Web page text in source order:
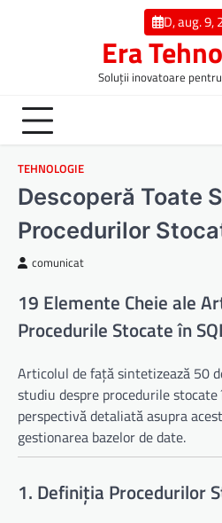
D, aug. 9,
Era
Soluții inovatoare
TEHNOLOGIE
Descoperă Toate
Procedurilor
comunicat
19 Elemente Cheie ale
Procedurile Stocate în
Articolul de față sintetizează 50
studiu despre procedurile
perspectivă detaliată asupra
gestionarea bazelor de date.
1. Definiția Procedurilor